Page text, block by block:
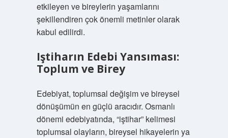
etkileyen ve bireylerin yaşamlarını
şekillendiren çok önemli metinler olarak
kabul edilirdi.
Iştiharın Edebi Yansıması:
Toplum ve Birey
Edebiyat, toplumsal değişim ve bireysel
dönüşümün en güçlü aracıdır. Osmanlı
dönemi edebiyatında, “iştihar” kelimesi
toplumsal olayların, bireysel hikayelerin ya